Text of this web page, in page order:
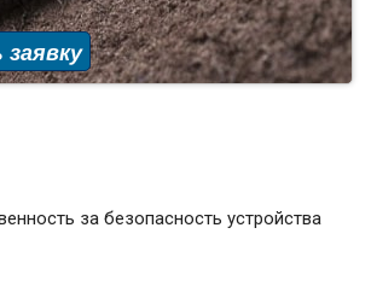
за безопасность устройства